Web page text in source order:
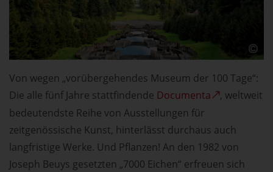
Von wegen „vorübergehendes Museum der 100 Tage“:
Die alle fünf Jahre stattfindende Documenta
, weltweit
bedeutendste Reihe von Ausstellungen für
zeitgenössische Kunst, hinterlässt durchaus auch
langfristige Werke. Und Pflanzen! An den 1982 von
Joseph Beuys gesetzten „7000 Eichen“ erfreuen sich